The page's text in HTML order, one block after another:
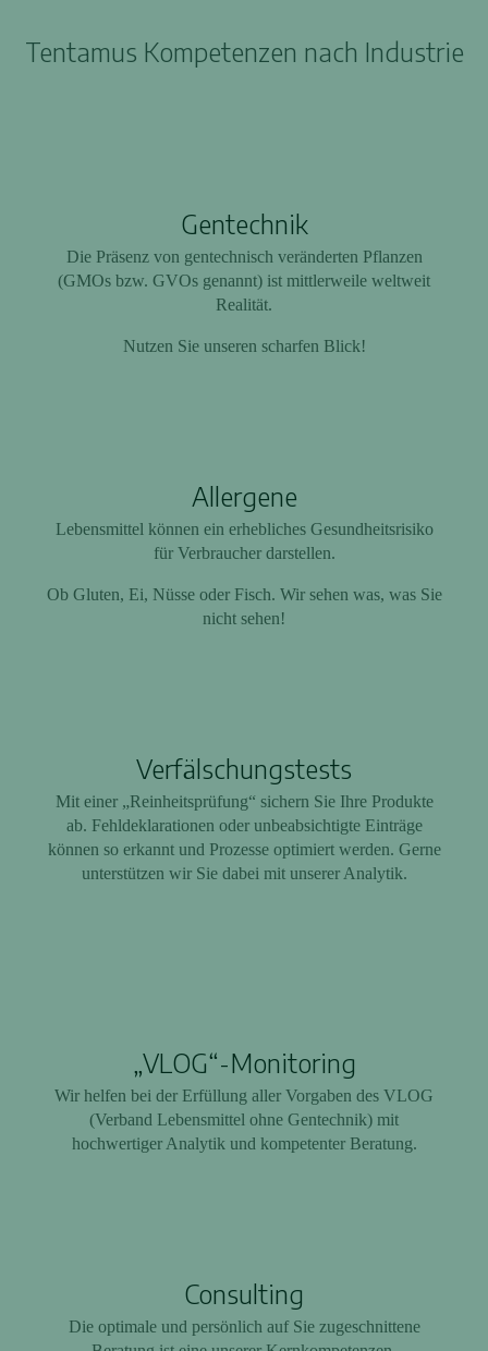
Tentamus Kompetenzen nach Industrie
Gentechnik
Die Präsenz von gentechnisch veränderten Pflanzen
(GMOs bzw. GVOs genannt) ist mittlerweile weltweit
Realität.
Nutzen Sie unseren scharfen Blick!
Allergene
Lebensmittel können ein erhebliches Gesundheitsrisiko
für Verbraucher darstellen.
Ob Gluten, Ei, Nüsse oder Fisch. Wir sehen was, was Sie
nicht sehen!
Verfälschungstests
Mit einer „Reinheitsprüfung“ sichern Sie Ihre Produkte
ab. Fehldeklarationen oder unbeabsichtigte Einträge
können so erkannt und Prozesse optimiert werden. Gerne
unterstützen wir Sie dabei mit unserer Analytik.
„VLOG“-Monitoring
Wir helfen bei der Erfüllung aller Vorgaben des VLOG
(Verband Lebensmittel ohne Gentechnik) mit
hochwertiger Analytik und kompetenter Beratung.
Consulting
Die optimale und persönlich auf Sie zugeschnittene